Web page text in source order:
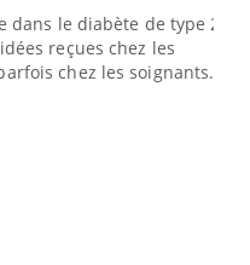
dans le diabète de type 2
reçues chez les
chez les soignants.